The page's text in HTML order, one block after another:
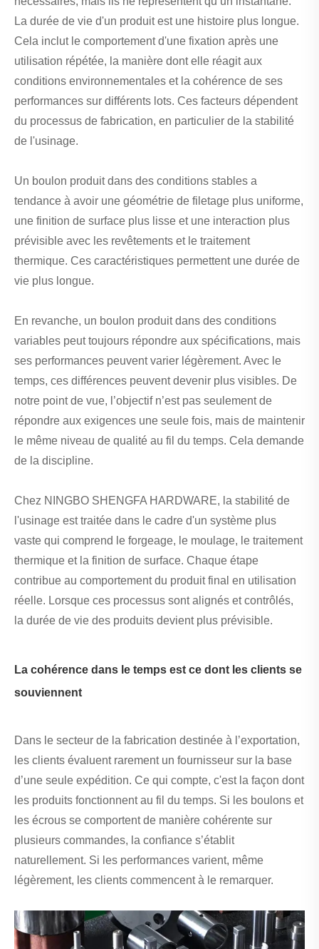
La durée de vie d'un produit est une histoire plus longue.
Cela inclut le comportement d'une fixation après une
utilisation répétée, la manière dont elle réagit aux
conditions environnementales et la cohérence de ses
performances sur différents lots. Ces facteurs dépendent
du processus de fabrication, en particulier de la stabilité
de l'usinage.
Un boulon produit dans des conditions stables a
tendance à avoir une géométrie de filetage plus uniforme,
une finition de surface plus lisse et une interaction plus
prévisible avec les revêtements et le traitement
thermique. Ces caractéristiques permettent une durée de
vie plus longue.
En revanche, un boulon produit dans des conditions
variables peut toujours répondre aux spécifications, mais
ses performances peuvent varier légèrement. Avec le
temps, ces différences peuvent devenir plus visibles. De
notre point de vue, l’objectif n’est pas seulement de
répondre aux exigences une seule fois, mais de maintenir
le même niveau de qualité au fil du temps. Cela demande
de la discipline.
Chez NINGBO SHENGFA HARDWARE, la stabilité de
l'usinage est traitée dans le cadre d'un système plus
vaste qui comprend le forgeage, le moulage, le traitement
thermique et la finition de surface. Chaque étape
contribue au comportement du produit final en utilisation
réelle. Lorsque ces processus sont alignés et contrôlés,
la durée de vie des produits devient plus prévisible.
La cohérence dans le temps est ce dont les clients se
souviennent
Dans le secteur de la fabrication destinée à l’exportation,
les clients évaluent rarement un fournisseur sur la base
d’une seule expédition. Ce qui compte, c'est la façon dont
les produits fonctionnent au fil du temps. Si les boulons et
les écrous se comportent de manière cohérente sur
plusieurs commandes, la confiance s’établit
naturellement. Si les performances varient, même
légèrement, les clients commencent à le remarquer.